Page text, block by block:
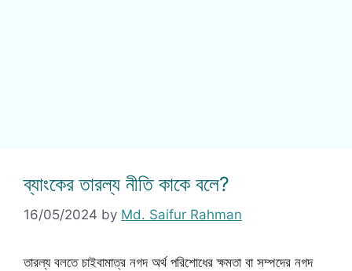
ব্যাংকের তারল্য নীতি কাকে বলে?
16/05/2024 by Md. Saifur Rahman
তারল্য বলতে চাইবামাত্র নগদ অর্থ পরিশোধের ক্ষমতা বা সম্পদের নগদ